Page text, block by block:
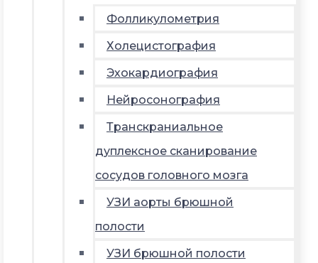
Фолликулометрия
Холецистография
Эхокардиография
Нейросонография
Транскраниальное
дуплексное сканирование
сосудов головного мозга
УЗИ аорты брюшной
полости
УЗИ брюшной полости